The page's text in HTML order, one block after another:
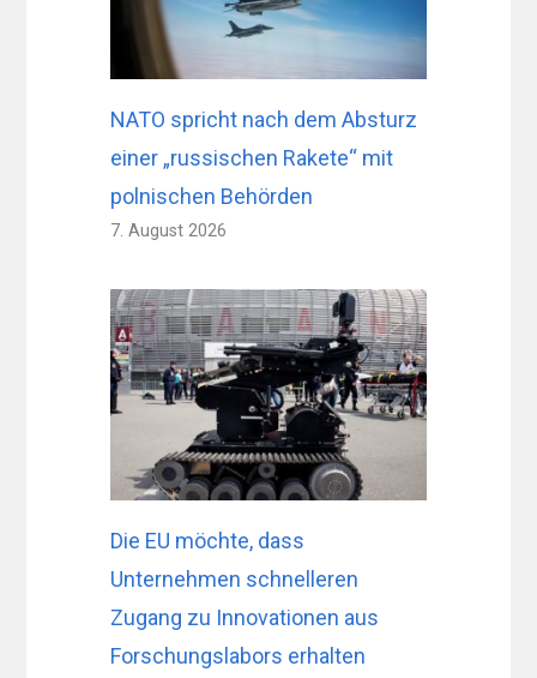
NATO spricht nach dem Absturz
einer „russischen Rakete“ mit
polnischen Behörden
7. August 2026
Die EU möchte, dass
Unternehmen schnelleren
Zugang zu Innovationen aus
Forschungslabors erhalten